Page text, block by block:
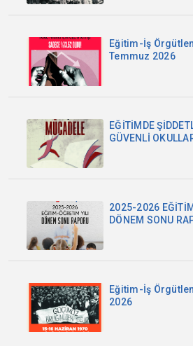
Eğitim-İş
Temmuz 2026
EĞİTİMDE
GÜVENLİ
2025-2026
DÖNEM SONU
Eğitim-İş
2026